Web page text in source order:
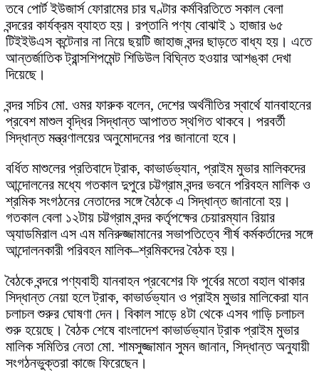
তবে পোর্ট ইউজার্স ফোরামের চার ঘণ্টার কর্মবিরতিতে সকাল বেলা
বন্দরের কার্যক্রম ব্যাহত হয়। রপ্তানি পণ্য বোঝাই ১ হাজার ৬৫
টিইইউএস কন্টেনার না নিয়ে ছয়টি জাহাজ বন্দর ছাড়তে বাধ্য হয়। এতে
আন্তর্জাতিক ট্রান্সশিপমেন্ট শিডিউল বিঘ্নিত হওয়ার আশঙ্কা দেখা
দিয়েছে।
বন্দর সচিব মো. ওমর ফারুক বলেন, দেশের অর্থনীতির স্বার্থে যানবাহনের
প্রবেশ মাশুল বৃদ্ধির সিদ্ধান্ত আপাতত স্থগিত থাকবে। পরবর্তী
সিদ্ধান্ত মন্ত্রণালয়ের অনুমোদনের পর জানানো হবে।
বর্ধিত মাশুলের প্রতিবাদে ট্রাক, কাভার্ডভ্যান, প্রাইম মুভার মালিকদের
আন্দোলনের মধ্যে গতকাল দুপুরে চট্টগ্রাম বন্দর ভবনে পরিবহন মালিক ও
শ্রমিক সংগঠনের নেতাদের সঙ্গে বৈঠকে এ সিদ্ধান্ত জানানো হয়।
গতকাল বেলা ১২টায় চট্টগ্রাম বন্দর কর্তৃপক্ষের চেয়ারম্যান রিয়ার
অ্যাডমিরাল এস এম মনিরুজ্জামানের সভাপতিত্বে শীর্ষ কর্মকর্তাদের সঙ্গে
আন্দোলনকারী পরিবহন মালিক–শ্রমিকদের বৈঠক হয়।
বৈঠকে বন্দরে পণ্যবাহী যানবাহন প্রবেশের ফি পূর্বের মতো বহাল থাকার
সিদ্ধান্ত নেয়া হলে ট্রাক, কাভার্ডভ্যান ও প্রাইম মুভার মালিকেরা যান
চলাচল শুরুর ঘোষণা দেন। বিকাল সাড়ে ৪টা থেকে এসব গাড়ি চলাচল
শুরু হয়েছে। বৈঠক শেষে বাংলাদেশ কাভার্ডভ্যান ট্রাক প্রাইম মুভার
মালিক সমিতির নেতা মো. শামসুজ্জামান সুমন জানান, সিদ্ধান্ত অনুযায়ী
সংগঠনভুক্তরা কাজে ফিরেছেন।